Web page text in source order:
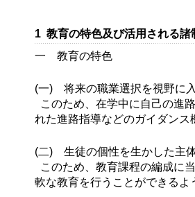
1 教育の特色及び活用される諸
一 教育の特色
(一) 将来の職業選択を視野に
このため、在学中に自己の進
れた進路指導などのガイダンス
(二) 生徒の個性を生かした主
このため、教育課程の編成に
軟な教育を行うことができるよ